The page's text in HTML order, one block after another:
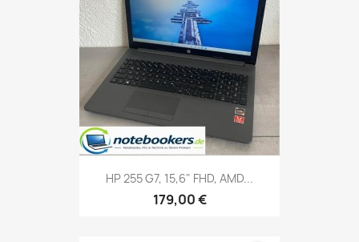
HP 255 G7, 15,6" FHD, AMD...
179,00 €